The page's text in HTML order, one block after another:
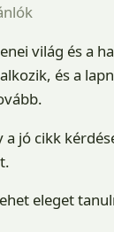
világ és a
és a
a jó cikk
eleget